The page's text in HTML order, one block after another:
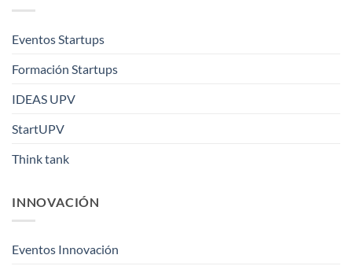
Eventos Startups
Formación Startups
IDEAS UPV
StartUPV
Think tank
INNOVACIÓN
Eventos Innovación